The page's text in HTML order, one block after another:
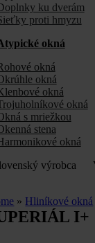
ku dverám
proti hmyzu
okná
okná
okná
okná
okná
s mriežkou
stena
okná
výrobca
» Hliníkové okná
I+